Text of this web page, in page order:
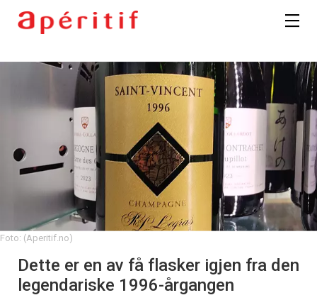
Foto: (Aperitif.no)
Dette er en av få flasker igjen fra den
legendariske 1996-årgangen